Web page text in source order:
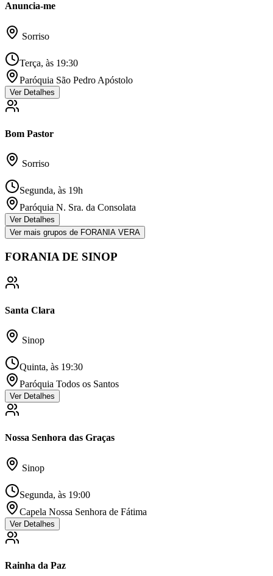
Anuncia-me
Sorriso
Terça, às 19:30
Paróquia São Pedro Apóstolo
Ver Detalhes
Bom Pastor
Sorriso
Segunda, às 19h
Paróquia N. Sra. da Consolata
Ver Detalhes
Ver mais grupos de FORANIA VERA
FORANIA DE SINOP
Santa Clara
Sinop
Quinta, às 19:30
Paróquia Todos os Santos
Ver Detalhes
Nossa Senhora das Graças
Sinop
Segunda, às 19:00
Capela Nossa Senhora de Fátima
Ver Detalhes
Rainha da Paz